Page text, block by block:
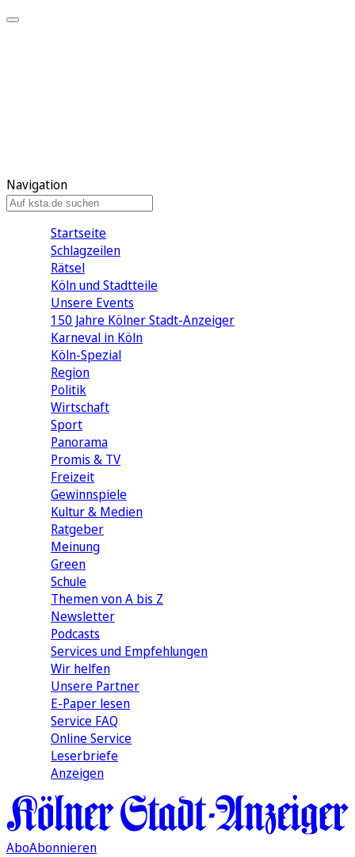
Navigation
Startseite
Schlagzeilen
Rätsel
Köln und Stadtteile
Unsere Events
150 Jahre Kölner Stadt-Anzeiger
Karneval in Köln
Köln-Spezial
Region
Politik
Wirtschaft
Sport
Panorama
Promis & TV
Freizeit
Gewinnspiele
Kultur & Medien
Ratgeber
Meinung
Green
Schule
Themen von A bis Z
Newsletter
Podcasts
Services und Empfehlungen
Wir helfen
Unsere Partner
E-Paper lesen
Service FAQ
Online Service
Leserbriefe
Anzeigen
AboAbonnieren